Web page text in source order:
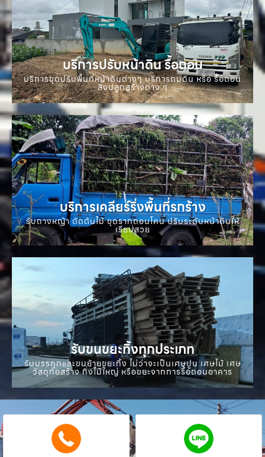
บริการปรับหน้าดิน รื้อถอน
บริการขุดปรับพื้นที่หน้าดินต่างๆ บริการถมดิน หรือ รื้อถอน
สิ่งปลูกสร้างต่าง ๆ
บริการเคลียร์ริ่งพื้นที่รกร้าง
รับถางหญ้า ตัดต้นไม้ ขุดรากถอนโคน ปรับระดับหน้าดินให้
เรียบสวย
รับขนขยะทิ้งทุกประเภท
รับบรรทุกและขนย้ายขยะทิ้ง ไม่ว่าจะเป็นเศษปูน เศษไม้ เศษ
วัสดุก่อสร้าง กิ่งไม้ใหญ่ หรือขยะจากการรื้อถอนอาคาร